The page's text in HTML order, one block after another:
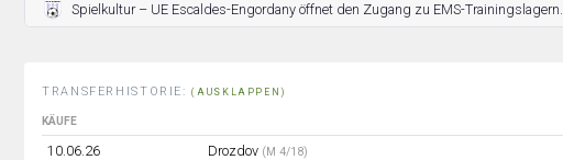
Spielkultur – UE Escaldes-Engordany öffnet den Zugang zu EMS-Trainingslagern.
TRANSFERHISTORIE:(AUSKLAPPEN)
KÄUFE
10.06.26 Drozdov (M 4/18)